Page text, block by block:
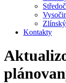
Kontakty